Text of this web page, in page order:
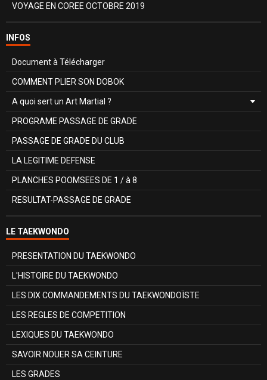
VOYAGE EN COREE OCTOBRE 2019
INFOS
Document à Télécharger
COMMENT PLIER SON DOBOK
A quoi sert un Art Martial ?
PROGRAME PASSAGE DE GRADE
PASSAGE DE GRADE DU CLUB
LA LEGITIME DEFENSE
PLANCHES POOMSEES DE 1 / à 8
RESULTAT-PASSAGE DE GRADE
LE TAEKWONDO
PRESENTATION DU TAEKWONDO
L'HISTOIRE DU TAEKWONDO
LES DIX COMMANDEMENTS DU TAEKWONDOÏSTE
LES REGLES DE COMPETITION
LEXIQUES DU TAEKWONDO
SAVOIR NOUER SA CEINTURE
LES GRADES